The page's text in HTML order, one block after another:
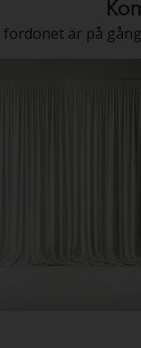
fordonet är på gång